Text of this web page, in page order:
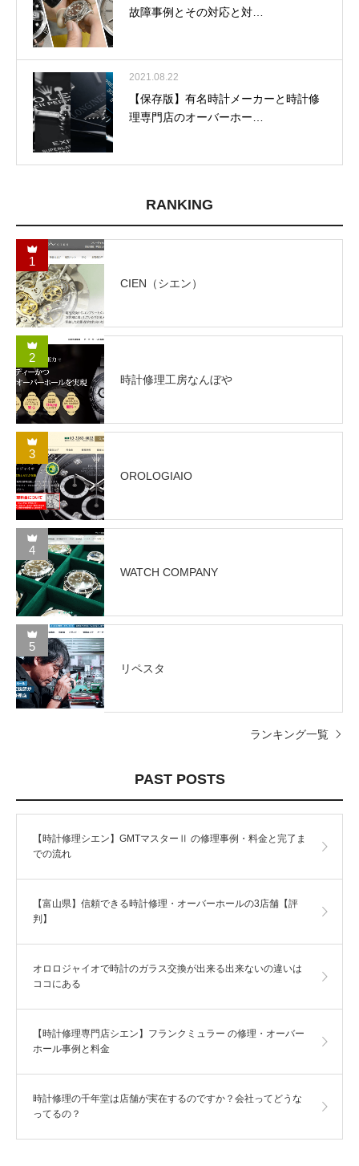
故障事例とその対応と対…
2021.08.22
【保存版】有名時計メーカーと時計修
理専門店のオーバーホー…
RANKING
1
CIEN（シエン）
2
時計修理工房なんぼや
3
OROLOGIAIO
4
WATCH COMPANY
5
リペスタ
ランキング一覧
PAST POSTS
【時計修理シエン】GMTマスターⅡ の修理事例・料金と完了ま
での流れ
【富山県】信頼できる時計修理・オーバーホールの3店舗【評
判】
オロロジャイオで時計のガラス交換が出来る出来ないの違いは
ココにある
【時計修理専門店シエン】フランクミュラー の修理・オーバー
ホール事例と料金
時計修理の千年堂は店舗が実在するのですか？会社ってどうな
ってるの？